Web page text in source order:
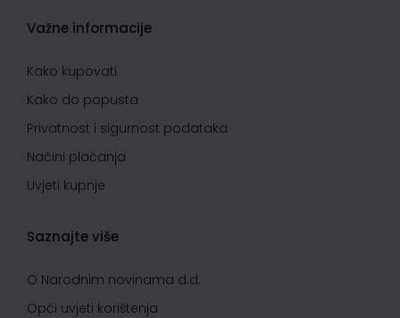
Važne informacije
Kako kupovati
Kako do popusta
Privatnost i sigurnost podataka
Načini plaćanja
Uvjeti kupnje
Saznajte više
O Narodnim novinama d.d.
Opći uvjeti korištenja